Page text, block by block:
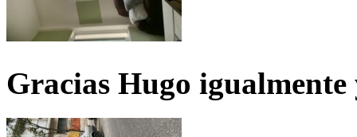
Gracias Hugo igualmente